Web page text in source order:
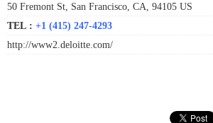
50 Fremont St, San Francisco, CA, 94105 US
TEL : +1 (415) 247-4293
http://www2.deloitte.com/